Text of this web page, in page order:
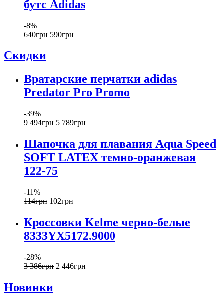
бутс Adidas
-8%
640грн 590грн
Скидки
Вратарские перчатки adidas
Predator Pro Promo
-39%
9 494грн 5 789грн
Шапочка для плавания Aqua Speed
SOFT LATEX темно-оранжевая
122-75
-11%
114грн 102грн
Кроссовки Kelme черно-белые
8333YX5172.9000
-28%
3 386грн 2 446грн
Новинки